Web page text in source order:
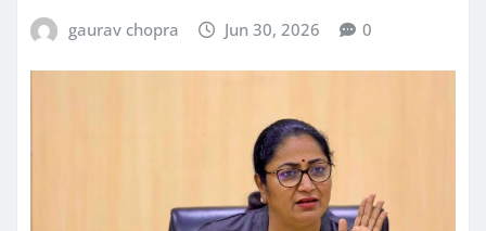
gaurav chopra Jun 30, 2026 0